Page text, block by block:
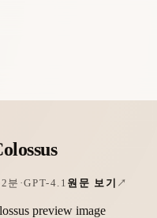
분 ·GPT-4.1 원문 보기